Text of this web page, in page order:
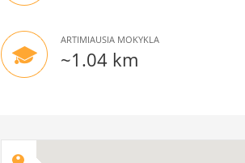
ARTIMIAUSIA MOKYKLA
~1.04 km